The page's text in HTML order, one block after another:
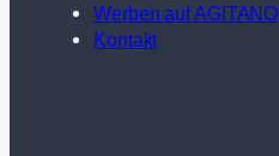
Werben auf AGITANO
Kontakt